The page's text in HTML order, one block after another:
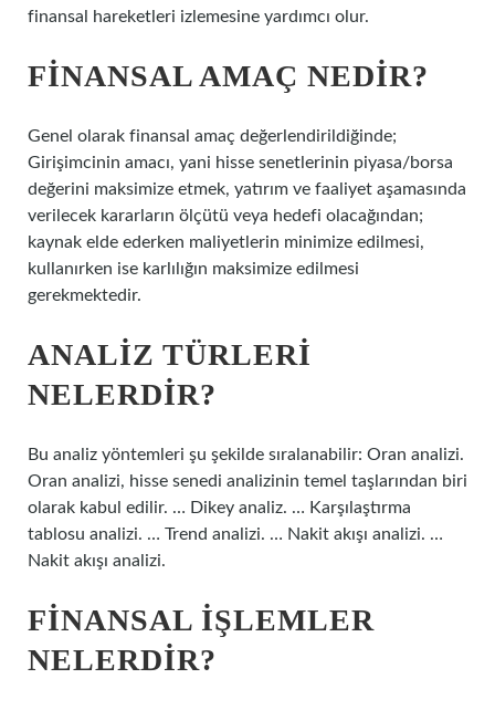
finansal hareketleri izlemesine yardımcı olur.
FINANSAL AMAÇ NEDIR?
Genel olarak finansal amaç değerlendirildiğinde;
Girişimcinin amacı, yani hisse senetlerinin piyasa/borsa
değerini maksimize etmek, yatırım ve faaliyet aşamasında
verilecek kararların ölçütü veya hedefi olacağından;
kaynak elde ederken maliyetlerin minimize edilmesi,
kullanırken ise karlılığın maksimize edilmesi
gerekmektedir.
ANALIZ TÜRLERI
NELERDIR?
Bu analiz yöntemleri şu şekilde sıralanabilir: Oran analizi.
Oran analizi, hisse senedi analizinin temel taşlarından biri
olarak kabul edilir. … Dikey analiz. … Karşılaştırma
tablosu analizi. … Trend analizi. … Nakit akışı analizi. …
Nakit akışı analizi.
FINANSAL IŞLEMLER
NELERDIR?